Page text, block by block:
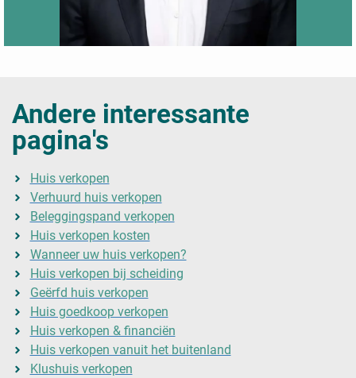
Andere interessante
pagina's
Huis verkopen
Verhuurd huis verkopen
Beleggingspand verkopen
Huis verkopen kosten
Wanneer uw huis verkopen?
Huis verkopen bij scheiding
Geërfd huis verkopen
Huis goedkoop verkopen
Huis verkopen & financiën
Huis verkopen vanuit het buitenland
Klushuis verkopen